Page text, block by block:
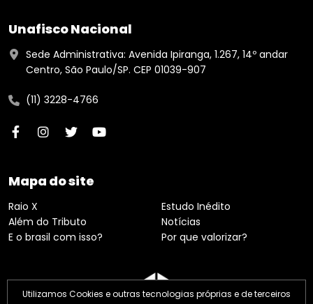
Unafisco Nacional
Sede Administrativa: Avenida Ipiranga, 1.267, 14º andar
Centro, São Paulo/SP. CEP 01039-907
(11) 3228-4766
Mapa do site
Raio X
Além do Tributo
E o brasil com isso?
Estudo Inédito
Notícias
Por que valorizar?
Utilizamos Cookies e outras tecnologias próprias e de terceiros